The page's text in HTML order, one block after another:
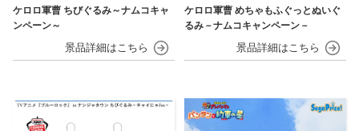
ケロロ軍曹 ちびぐるみ～ナムコキャ
ンペーン～
ケロロ軍曹 めちゃもふぐっとぬいぐ
るみ－ナムコキャンペーン－